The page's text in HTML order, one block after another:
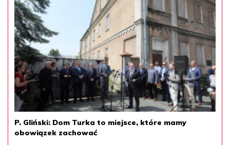
P. Gliński: Dom Turka to miejsce, które mamy
obowiązek zachować